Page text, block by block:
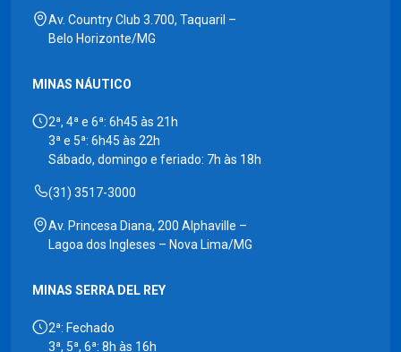
Av. Country Club 3.700, Taquaril –
Belo Horizonte/MG
MINAS NÁUTICO
2ª, 4ª e 6ª: 6h45 às 21h
3ª e 5ª: 6h45 às 22h
Sábado, domingo e feriado: 7h às 18h
(31) 3517-3000
Av. Princesa Diana, 200 Alphaville –
Lagoa dos Ingleses – Nova Lima/MG
MINAS SERRA DEL REY
2ª: Fechado
3ª, 5ª, 6ª: 8h às 16h